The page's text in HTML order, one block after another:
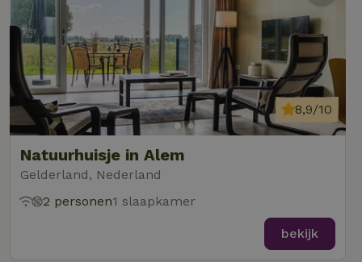
Natuurhuisje in Alem
Gelderland, Nederland
8,9/10
2 personen1 slaapkamer
bekijk